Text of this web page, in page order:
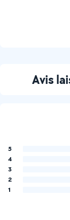
Avis
5
4
3
2
1